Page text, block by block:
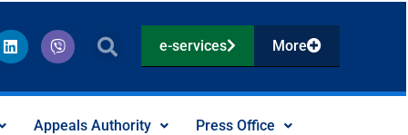
L
i
n
e
V
i
b
r
e-services More
Appeals Authority Press Office